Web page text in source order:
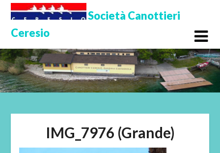
Skip
content
Società Canottieri
Ceresio
IMG_7976 (Grande)